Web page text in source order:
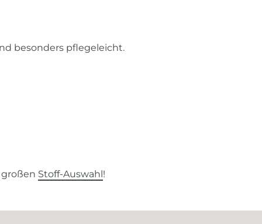
besonders pflegeleicht.
Stoff-Auswahl !